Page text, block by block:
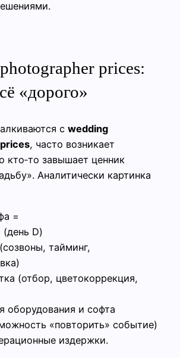
prices:
«дорого»
с wedding
, часто возникает
кто‑то завышает ценник
Аналитически картинка
=
D)
тайминг,
(отбор, цветокоррекция,
оборудования и софта
«повторить» событие)
издержки.